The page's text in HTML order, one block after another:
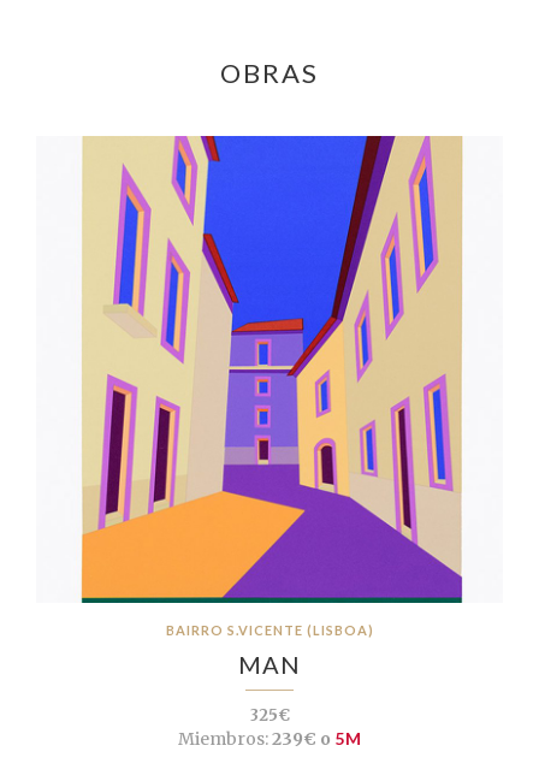
OBRAS
BAIRRO S.VICENTE (LISBOA)
MAN
325€
Miembros:239€ o 5M